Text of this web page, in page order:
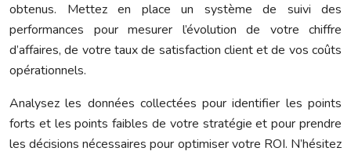
obtenus. Mettez en place un système de suivi des
performances pour mesurer l’évolution de votre chiffre
d’affaires, de votre taux de satisfaction client et de vos coûts
opérationnels.
Analysez les données collectées pour identifier les points
forts et les points faibles de votre stratégie et pour prendre
les décisions nécessaires pour optimiser votre ROI. N’hésitez